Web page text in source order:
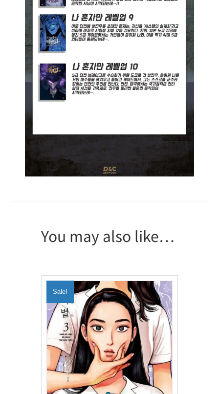
You may also like…
Sale!